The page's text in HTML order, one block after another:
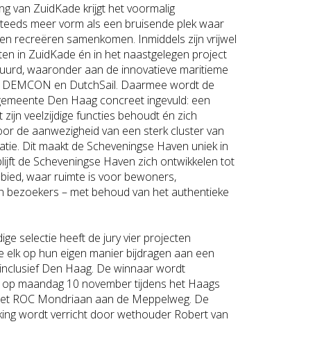
van ZuidKade krijgt het voormalig
meer vorm als een bruisende plek waar
recreëren samenkomen. Inmiddels zijn vrijwel
in ZuidKade én in het naastgelegen project
waaronder aan de innovatieve maritieme
en DutchSail. Daarmee wordt de
Den Haag concreet ingevuld: een
zijn veelzijdige functies behoudt én zich
de aanwezigheid van een sterk cluster van
Dit maakt de Scheveningse Haven uniek in
de Scheveningse Haven zich ontwikkelen tot
waar ruimte is voor bewoners,
bezoekers – met behoud van het authentieke
selectie heeft de jury vier projecten
elk op hun eigen manier bijdragen aan een
Den Haag. De winnaar wordt
maandag 10 november tijdens het Haags
ROC Mondriaan aan de Meppelweg. De
wordt verricht door wethouder Robert van